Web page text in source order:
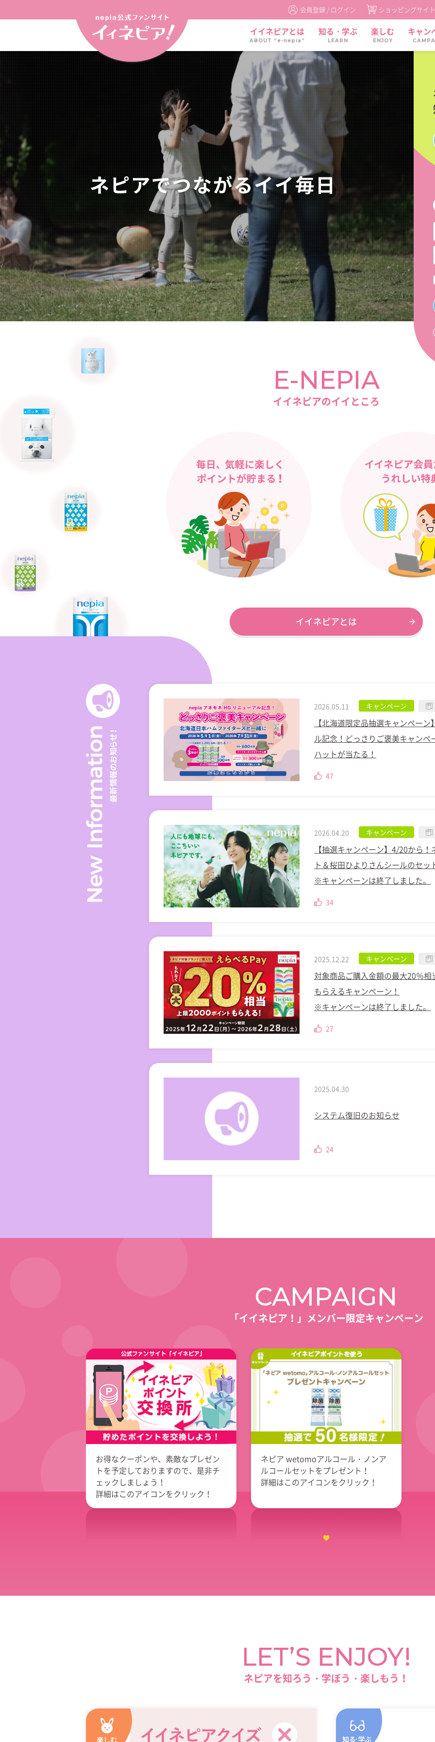
会員登録 / ログイン
イイネピアとは
ABOUT “e-nepia”
知る・学ぶ
LEARN
楽しむ
ENJOY
キャン
ショッピングサイト
E-NEPIA
イイネピアのイイところ
イイネピアとは
2026.05.11 キャンペーン
【北海道限定品抽選キャンペー
ル記念！どっさりご褒美キャン
ハットが当たる！
47
2026.04.20 キャンペーン
【抽選キャンペーン】4/20から
ト＆桜田ひよりさんシールのセッ
※キャンペーンは終了しました。
34
2025.12.22 キャンペーン
対象商品ご購入金額の最大20％
もらえるキャンペーン！
※キャンペーンは終了しました。
27
2025.04.30
システム復旧のお知らせ
24
CAMPAIGN
「イイネピア！」 メンバー限定キャンペーン
お得なクーポンや、素敵なプレゼン
トを予定しておりますので、是非チ
ェックしましょう！
詳細はこのアイコンをクリック！
ネピア wetomoアルコール・ノンア
ルコールセットをプレゼント！
詳細はこのアイコンをクリック！
LET’S ENJOY!
ネピアを知ろう・学ぼう・楽しもう！